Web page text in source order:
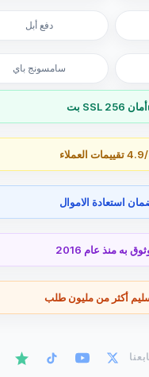
دفع أبل
سامسونج باي
أمان SSL 256 بت
العملاء
استعادة الاموال
به منذ عام 2016
أكثر من مليون طلب